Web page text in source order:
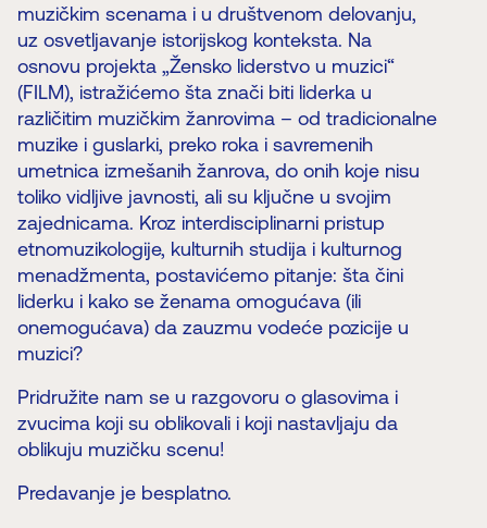
muzičkim scenama i u društvenom delovanju,
uz osvetljavanje istorijskog konteksta. Na
osnovu projekta „Žensko liderstvo u muzici“
(FILM), istražićemo šta znači biti liderka u
različitim muzičkim žanrovima – od tradicionalne
muzike i guslarki, preko roka i savremenih
umetnica izmešanih žanrova, do onih koje nisu
toliko vidljive javnosti, ali su ključne u svojim
zajednicama. Kroz interdisciplinarni pristup
etnomuzikologije, kulturnih studija i kulturnog
menadžmenta, postavićemo pitanje: šta čini
liderku i kako se ženama omogućava (ili
onemogućava) da zauzmu vodeće pozicije u
muzici?
Pridružite nam se u razgovoru o glasovima i
zvucima koji su oblikovali i koji nastavljaju da
oblikuju muzičku scenu!
Predavanje je besplatno.